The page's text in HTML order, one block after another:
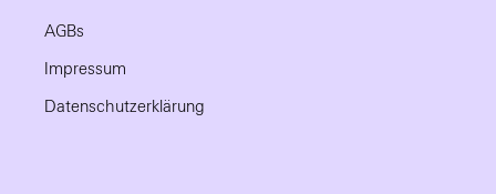
AGBs
Impressum
Datenschutzerklärung